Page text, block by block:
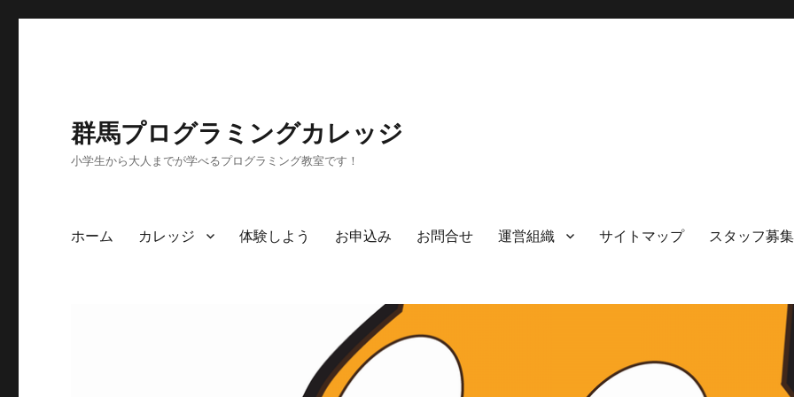
群馬プログラミングカレッジ
小学生から大人までが学べるプログラミング教室です！
ホーム カレッジ 体験しよう お申込み お問合せ 運営組織 サイトマップ スタッフ募集